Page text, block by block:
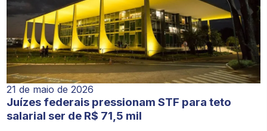
21 de maio de 2026
Juízes federais pressionam STF para teto
salarial ser de R$ 71,5 mil